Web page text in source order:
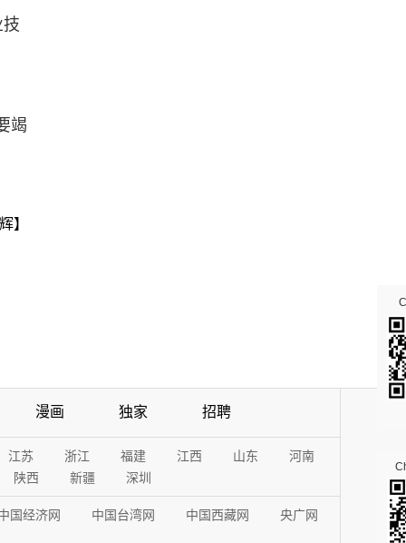
竭
】
漫画 独家 招聘
江苏 浙江 福建 江西 山东
河南
陕西 新疆 深圳
国经济网 中国台湾网 中国西藏网
央广网